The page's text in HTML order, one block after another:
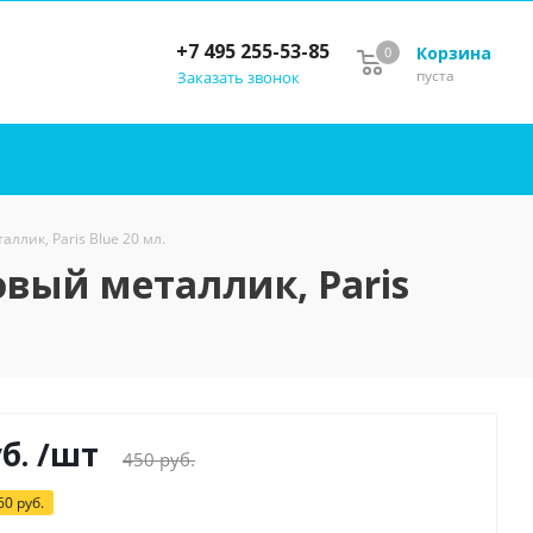
Корзина
пуста
0
+7 495 255-53-85
Заказать звонок
Paris Blue 20 мл.
металлик, Paris
/шт 450руб.
руб.